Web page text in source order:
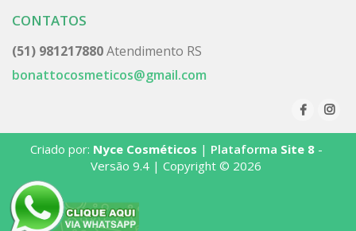
CONTATOS
(51) 981217880Atendimento RS
bonattocosmeticos@gmail.com
Criado por: Nyce Cosméticos | Plataforma Site 8-
Versão 9.4 | Copyright © 2026